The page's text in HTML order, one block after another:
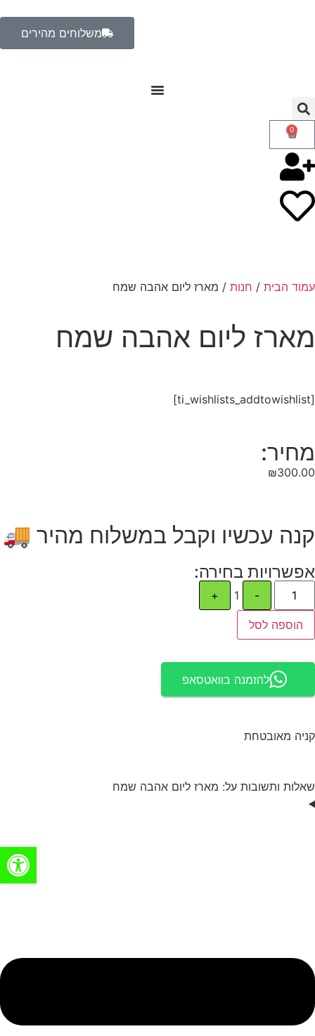
משלוחים מהירים
0
עמוד הבית / חנות / מארז ליום אהבה שמח
מארז ליום אהבה שמח
[ti_wishlists_addtowishlist]
מחיר:
₪300.00
קנה עכשיו וקבל במשלוח מהיר 🚚
אפשרויות בחירה:
-
1
+
הוספה לסל
להזמנה בוואטסאפ
קניה מאובטחת
שאלות ותשובות על: מארז ליום אהבה שמח
פתח